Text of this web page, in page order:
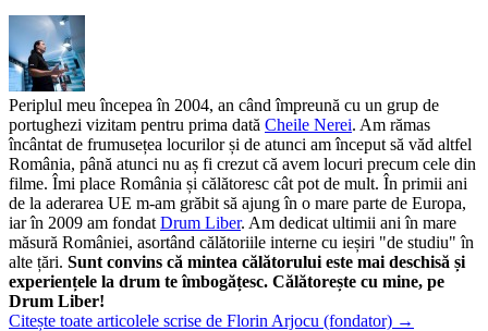
Periplul meu începea în 2004, an când împreună cu un grup de
portughezi vizitam pentru prima dată Cheile Nerei. Am rămas
încântat de frumusețea locurilor și de atunci am început să văd altfel
România, până atunci nu aș fi crezut că avem locuri precum cele din
filme. Îmi place România și călătoresc cât pot de mult. În primii ani
de la aderarea UE m-am grăbit să ajung în o mare parte de Europa,
iar în 2009 am fondat Drum Liber. Am dedicat ultimii ani în mare
măsură României, asortând călătoriile interne cu ieșiri "de studiu" în
alte țări. Sunt convins că mintea călătorului este mai deschisă și
experiențele la drum te îmbogățesc. Călătorește cu mine, pe
Drum Liber!
Citește toate articolele scrise de Florin Arjocu (fondator) →